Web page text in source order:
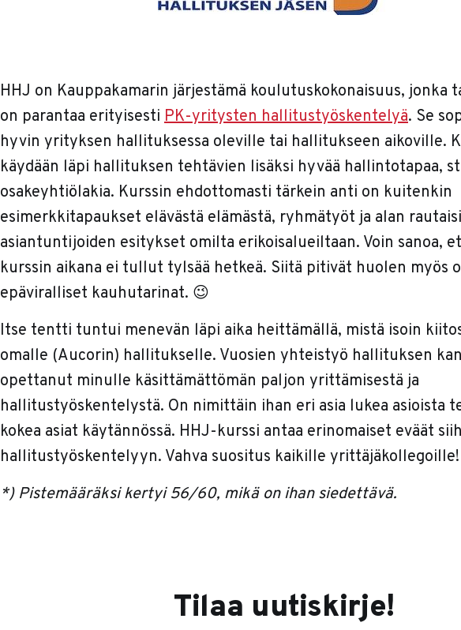
HHJ on Kauppakamarin järjestämä koulutuskokonaisuus, jonka
on parantaa erityisesti PK-yritysten hallitustyöskentelyä. Se
hyvin yrityksen hallituksessa oleville tai hallitukseen aikoville.
käydään läpi hallituksen tehtävien lisäksi hyvää hallintotapaa,
osakeyhtiölakia. Kurssin ehdottomasti tärkein anti on kuitenkin
esimerkkitapaukset elävästä elämästä, ryhmätyöt ja alan
asiantuntijoiden esitykset omilta erikoisalueiltaan. Voin sanoa,
kurssin aikana ei tullut tylsää hetkeä. Siitä pitivät huolen myös
epäviralliset kauhutarinat. 😉
Itse tentti tuntui menevän läpi aika heittämällä, mistä isoin
omalle (Aucorin) hallitukselle. Vuosien yhteistyö hallituksen
opettanut minulle käsittämättömän paljon yrittämisestä ja
hallitustyöskentelystä. On nimittäin ihan eri asia lukea asioista
kokea asiat käytännössä. HHJ-kurssi antaa erinomaiset eväät
hallitustyöskentelyyn. Vahva suositus kaikille yrittäjäkollegoille!
*) Pistemääräksi kertyi 56/60, mikä on ihan siedettävä.
Tilaa uutiskirje!